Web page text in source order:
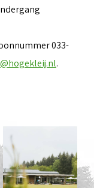
033-
.